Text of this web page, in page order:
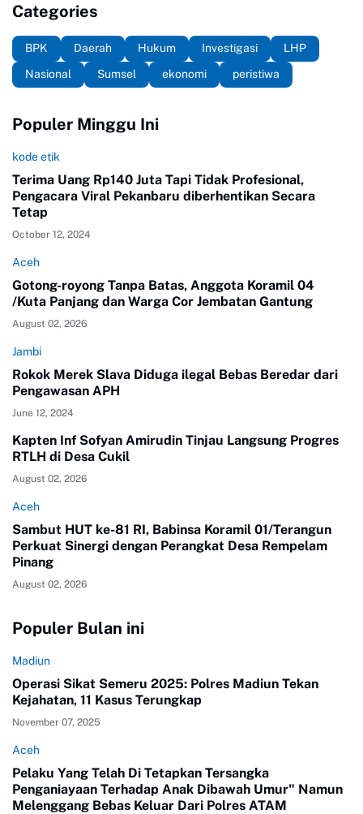
Categories
BPK Daerah Hukum Investigasi
LHP
Nasional
Sumsel ekonomi peristiwa
Populer Minggu Ini
kode etik
Terima Uang Rp140 Juta Tapi Tidak Profesional,
Pengacara Viral Pekanbaru diberhentikan Secara
Tetap
October 12, 2024
Aceh
Gotong-royong Tanpa Batas, Anggota Koramil 04
/Kuta Panjang dan Warga Cor Jembatan Gantung
August 02, 2026
Jambi
Rokok Merek Slava Diduga ilegal Bebas Beredar dari
Pengawasan APH
June 12, 2024
Kapten Inf Sofyan Amirudin Tinjau Langsung Progres
RTLH di Desa Cukil
August 02, 2026
Aceh
Sambut HUT ke-81 RI, Babinsa Koramil 01/Terangun
Perkuat Sinergi dengan Perangkat Desa Rempelam
Pinang
August 02, 2026
Populer Bulan ini
Madiun
Operasi Sikat Semeru 2025: Polres Madiun Tekan
Kejahatan, 11 Kasus Terungkap
November 07, 2025
Aceh
Pelaku Yang Telah Di Tetapkan Tersangka
Penganiayaan Terhadap Anak Dibawah Umur" Namun
Melenggang Bebas Keluar Dari Polres ATAM